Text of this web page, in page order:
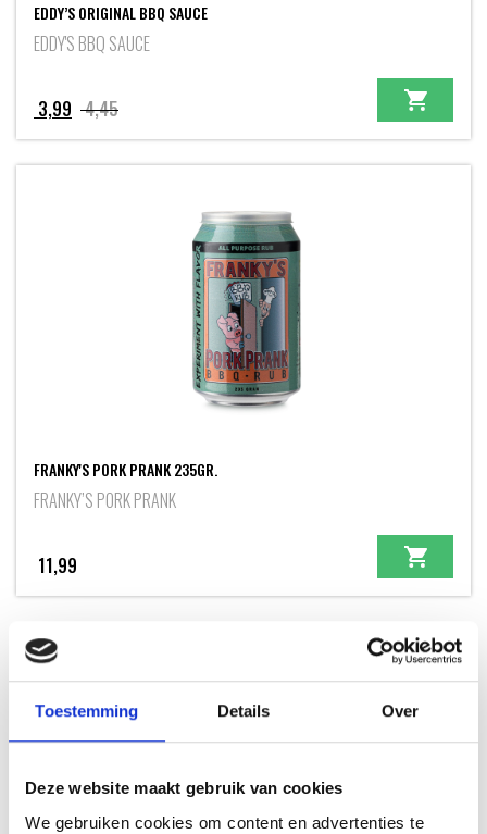
Toestemming Details Over
Deze website maakt gebruik van cookies
We gebruiken cookies om content en advertenties te
EDDY’S ORIGINAL BBQ SAUCE
EDDY'S BBQ SAUCE
4,45Oorspronkelijke
prijs
was:
3,99
Huidige
prijs
is:
FRANKY'S PORK PRANK 235GR.
FRANKY’S PORK PRANK
11,99
INSPIRATIE
RECEPTEN EN TIPS